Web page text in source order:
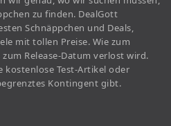
zu finden. DealGott
Schnäppchen und Deals,
mit tollen Preise. Wie zum
Release-Datum verlost wird.
kostenlose Test-Artikel oder
Kontingent gibt.